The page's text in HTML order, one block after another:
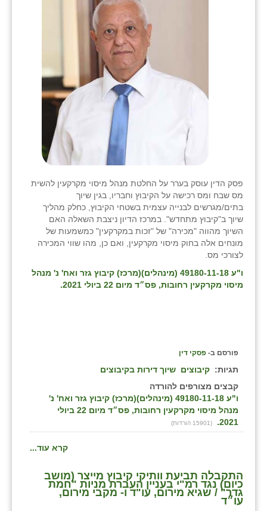
פסק הדין עוסק בערר על החלטת מנהל מיסוי מקרקעין להשית
מס שבח ומס רכישה על הקיבוץ וחבריו, בגין שיוך
בתים/מגרשים לבנייה עצמית בשטחי הקיבוץ, כחלק מהליך
שיוך ב"קיבוץ מתחדש". במרכז הדיון ניצבת השאלה האם
השיוך מהווה "מכירה" של "זכות במקרקעין" כמשמעות של
מונחים אלה בחוק מיסוי מקרקעין, ואם כן, מהו שווי המכירה
לצורכי מס.
ו"ע 49180-11-18 (מינהלים)(מרכז) קיבוץ גזר ואח' נ' מנהל
מיסוי מקרקעין רחובות, פס״ד מיום 22 ביולי 2021.
פורסם ב- פסקי דין
תגיות: קיבוצים שיוך דירות בקיבוצים
קבצים מצורפים להורדה
ו"ע 49180-11-18 (מינהלים)(מרכז) קיבוץ גזר ואח' נ'
מנהל מיסוי מקרקעין רחובות, פס״ד מיום 22 ביולי
2021.
(15901 הורדות)
קרא עוד...
התקבלה תביעת וותיקי קיבוץ מייצר (מושב
כיום) נגד רמ"י בעניין העברת מניות "חמת
גדר" / שגיא מירום, עו"ד ו- מקבי מירום,
עו״ד
גני יהודה
גנות
ורד יריחו
דקל
זוהר
חמרה
חרב לאת
יבול (מורג)
יקנעם
כפר אביב